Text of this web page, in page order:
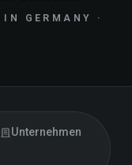
GERMANY ·
Unternehmen